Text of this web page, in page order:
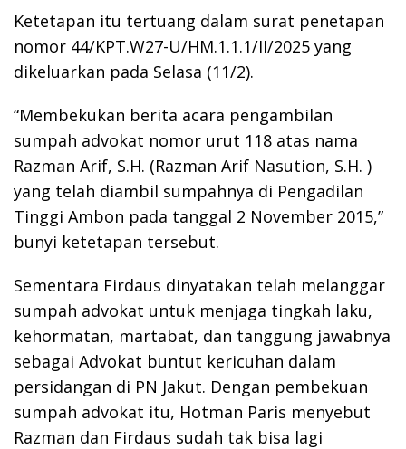
Ketetapan itu tertuang dalam surat penetapan
nomor 44/KPT.W27-U/HM.1.1.1/II/2025 yang
dikeluarkan pada Selasa (11/2).
“Membekukan berita acara pengambilan
sumpah advokat nomor urut 118 atas nama
Razman Arif, S.H. (Razman Arif Nasution, S.H. )
yang telah diambil sumpahnya di Pengadilan
Tinggi Ambon pada tanggal 2 November 2015,”
bunyi ketetapan tersebut.
Sementara Firdaus dinyatakan telah melanggar
sumpah advokat untuk menjaga tingkah laku,
kehormatan, martabat, dan tanggung jawabnya
sebagai Advokat buntut kericuhan dalam
persidangan di PN Jakut. Dengan pembekuan
sumpah advokat itu, Hotman Paris menyebut
Razman dan Firdaus sudah tak bisa lagi